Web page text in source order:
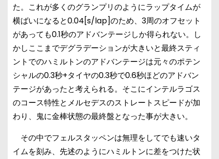
た。これが多くのグランプリのようにラップタイムが
横ばいになると0.04[s/lap]のため、3周のオフセット
があっても0.1秒のアドバンテージしか得られない。し
かしここまでデグラデーションが大きいと最終スティ
ントでのハミルトンのアドバンテージは元々のポテン
シャルの0.3秒+タイヤの0.3秒で0.6秒ほどのアドバン
テージがあったと考えられる。そこにインテルラゴス
のコース特性とメルセデスのストレートスピードが加
わり、鬼に金棒状態の最終盤となった事が大きい。
その中でフェルスタッペンは無理をしてでも速いタ
イムを刻み、先述のようにハミルトンに差をつけた状